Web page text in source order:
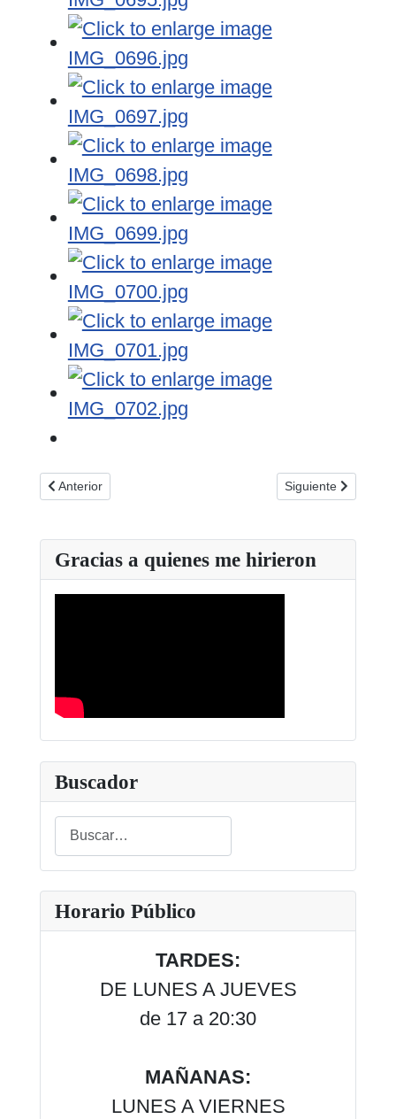
Artículo anterior: Curso de monitores terapeúticos de
Anterior Artículo siguiente:
Siguiente
Gracias a quienes me hirieron
Buscador
Buscar
Type 2 or more characters for results.
Horario Público
TARDES:
DE LUNES A JUEVES
de 17 a 20:30
MAÑANAS:
LUNES A VIERNES